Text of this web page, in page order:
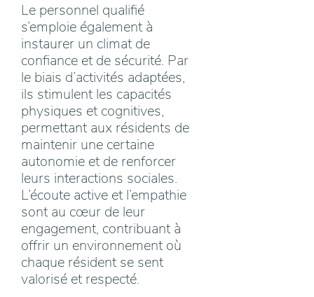
Le personnel qualifié
s’emploie également à
instaurer un climat de
confiance et de sécurité. Par
le biais d’activités adaptées,
ils stimulent les capacités
physiques et cognitives,
permettant aux résidents de
maintenir une certaine
autonomie et de renforcer
leurs interactions sociales.
L’écoute active et l’empathie
sont au cœur de leur
engagement, contribuant à
offrir un environnement où
chaque résident se sent
valorisé et respecté.